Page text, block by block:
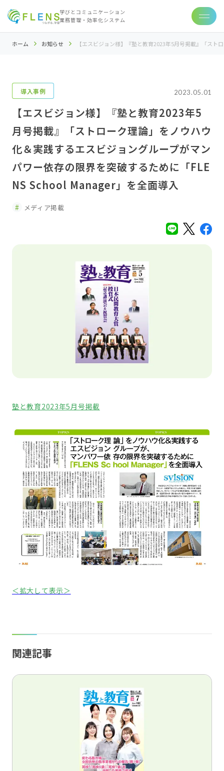
学びとコミュニケーション
業務管理・効率化システム
ホーム お知らせ 【エスビジョン様】『塾と教育2023年5月号掲載』「ス
導入事例 2023.05.01
【エスビジョン様】『塾と教育2023年5
月号掲載』「ストローク理論」をノウハウ
化＆実践するエスビジョングループがマン
パワー依存の限界を突破するために「FLE
NS School Manager」を全面導入
メディア掲載
塾と教育2023年5月号掲載
＜拡大して表示＞
関連記事